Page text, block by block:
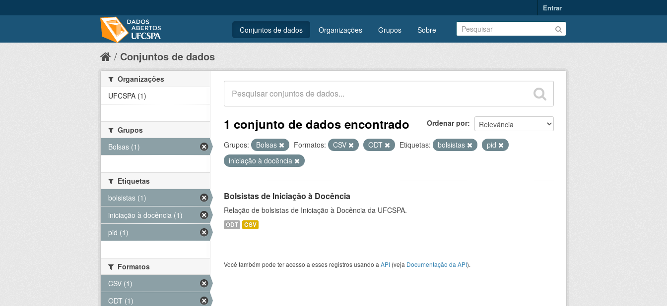
Entrar
Conjuntos de dados Organizações Grupos Sobre
Conjuntos de dados
Ordenar por
1 conjunto de dados encontrado
Grupos: Bolsas Formatos: CSV ODT Etiquetas: bolsistas
pid
iniciação à docência
Bolsistas de Iniciação à Docência
Relação de bolsistas de Iniciação à Docência da UFCSPA.
ODT CSV
Você também pode ter acesso a esses registros usando a API (veja Documentação da API).
Organizações
UFCSPA (1)
Grupos
Bolsas (1)
Etiquetas
bolsistas (1)
iniciação à docência (1)
pid (1)
Formatos
CSV (1)
ODT (1)